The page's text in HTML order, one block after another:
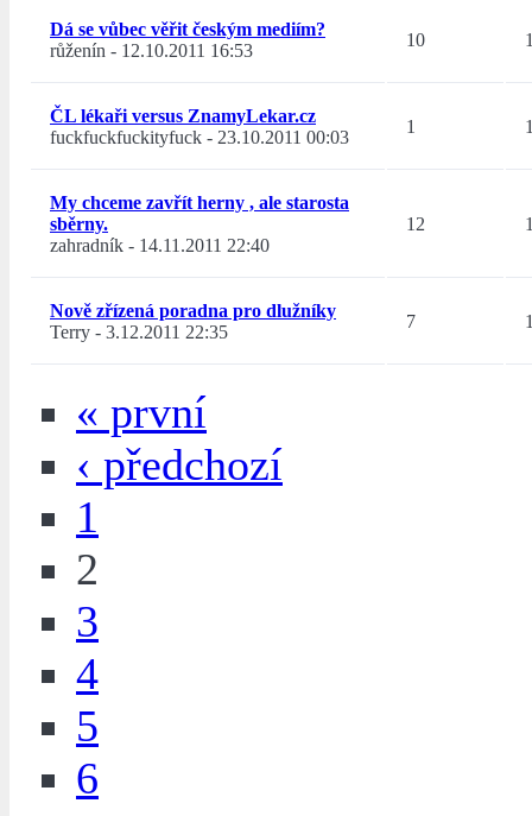
Dá se vůbec věřit českým mediím?
růženín - 12.10.2011 16:53
10
ČL lékaři versus ZnamyLekar.cz
fuckfuckfuckityfuck - 23.10.2011 00:03
1
My chceme zavřít herny , ale starosta
sběrny.
zahradník - 14.11.2011 22:40
12
Nově zřízená poradna pro dlužníky
Terry - 3.12.2011 22:35
7
« první
‹ předchozí
1
2
3
4
5
6